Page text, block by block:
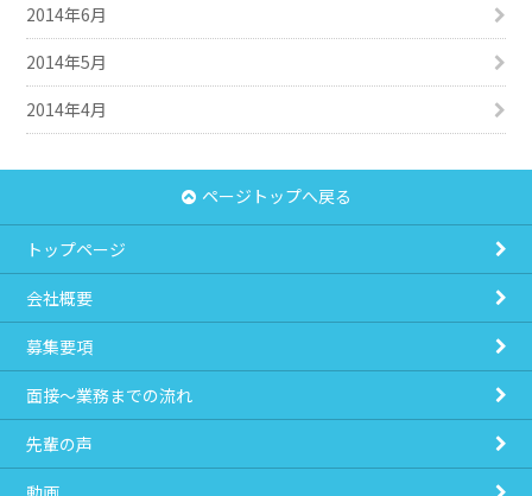
2014年6月
2014年5月
2014年4月
ページトップへ戻る
トップページ
会社概要
募集要項
面接～業務までの流れ
先輩の声